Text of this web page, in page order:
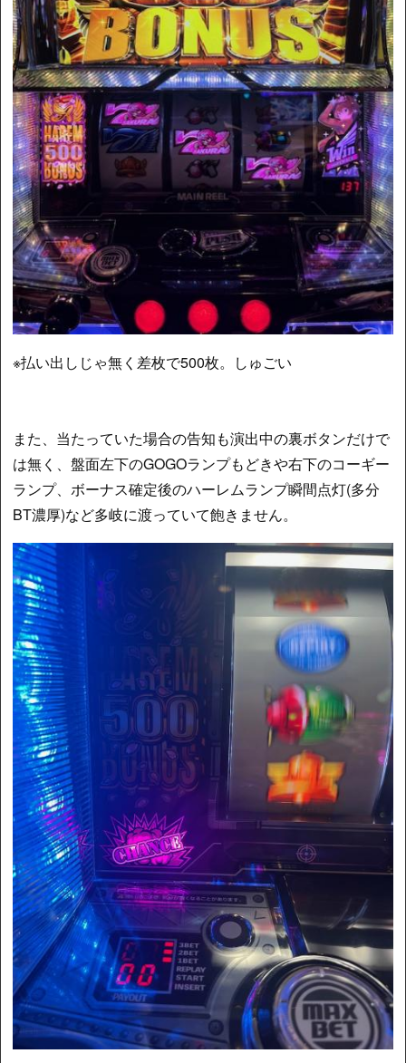
※払い出しじゃ無く差枚で500枚。しゅごい
また、当たっていた場合の告知も演出中の裏ボタンだけで
は無く、盤面左下のGOGOランプもどきや右下のコーギー
ランプ、ボーナス確定後のハーレムランプ瞬間点灯(多分
BT濃厚)など多岐に渡っていて飽きません。